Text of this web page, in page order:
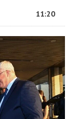
11:20